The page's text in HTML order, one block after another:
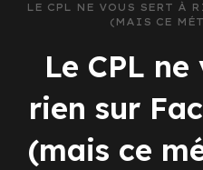
LE CPL NE VOUS SERT À
(MAIS CE
Le CPL
rien sur
(mais ce